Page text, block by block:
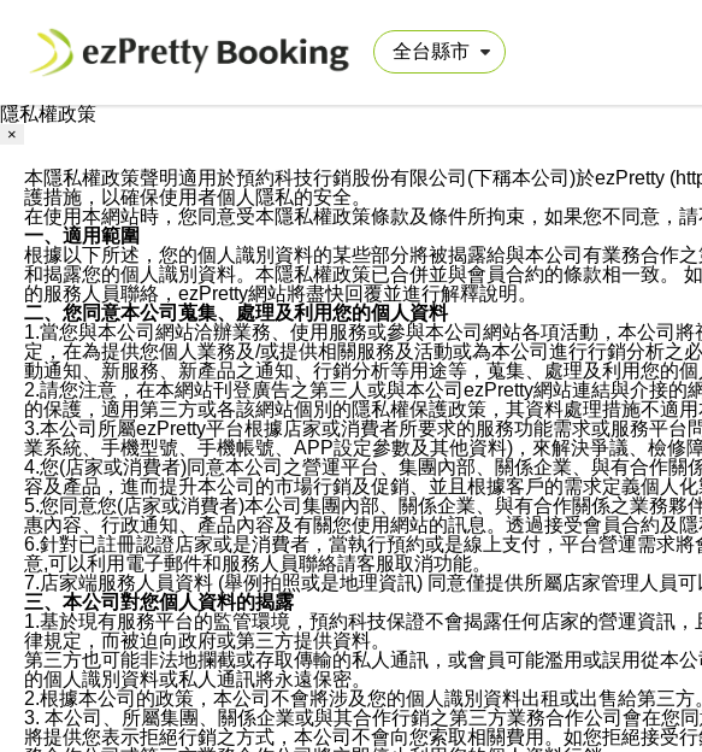
隱私權政策
×
本隱私權政策聲明適用於預約科技行銷股份有限公司(下稱本公司)於ezPretty
護措施，以確保使用者個人隱私的安全。
在使用本網站時，您同意受本隱私權政策條款及條件所拘束，如果您不同意，
一、適用範圍
根據以下所述，您的個人識別資料的某些部分將被揭露給與本公司有業務合作
和揭露您的個人識別資料。本隱私權政策已合併並與會員合約的條款相一致。
的服務人員聯絡，ezPretty網站將盡快回覆並進行解釋說明。
二、您同意本公司蒐集、處理及利用您的個人資料
1.當您與本公司網站洽辦業務、使用服務或參與本公司網站各項活動，本公司
定，在為提供您個人業務及/或提供相關服務及活動或為本公司進行行銷分析
動通知、新服務、新產品之通知、行銷分析等用途等，蒐集、處理及利用您的個
2.請您注意，在本網站刊登廣告之第三人或與本公司ezPretty網站連結與介接
的保護，適用第三方或各該網站個別的隱私權保護政策，其資料處理措施不適
3.本公司所屬ezPretty平台根據店家或消費者所要求的服務功能需求或服務平
業系統、手機型號、手機帳號、APP設定參數及其他資料)，來解決爭議、檢修
4.您(店家或消費者)同意本公司之營運平台、集團內部、關係企業、與有合作
容及產品，進而提升本公司的市場行銷及促銷、並且根據客戶的需求定義個人
5.您同意您(店家或消費者)本公司集團內部、關係企業、與有合作關係之業務
惠內容、行政通知、產品內容及有關您使用網站的訊息。透過接受會員合約及
6.針對已註冊認證店家或是消費者，當執行預約或是線上支付，平台營運需求
意,可以利用電子郵件和服務人員聯絡請客服取消功能。
7.店家端服務人員資料 (舉例拍照或是地理資訊) 同意僅提供所屬店家管理人員
三、本公司對您個人資料的揭露
1.基於現有服務平台的監管環境，預約科技保證不會揭露任何店家的營運資訊
律規定，而被迫向政府或第三方提供資料。
第三方也可能非法地攔截或存取傳輸的私人通訊，或會員可能濫用或誤用從本
的個人識別資料或私人通訊將永遠保密。
2.根據本公司的政策，本公司不會將涉及您的個人識別資料出租或出售給第三方
3. 本公司、所屬集團、關係企業或與其合作行銷之第三方業務合作公司會在您
將提供您表示拒絕行銷之方式，本公司不會向您索取相關費用。如您拒絕接受